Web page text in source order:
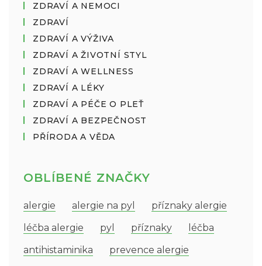
ZDRAVÍ A NEMOCI
ZDRAVÍ
ZDRAVÍ A VÝŽIVA
ZDRAVÍ A ŽIVOTNÍ STYL
ZDRAVÍ A WELLNESS
ZDRAVÍ A LÉKY
ZDRAVÍ A PÉČE O PLEŤ
ZDRAVÍ A BEZPEČNOST
PŘÍRODA A VĚDA
OBLÍBENÉ ZNAČKY
alergie alergie na pyl
příznaky alergie
léčba alergie
pyl příznaky
léčba
antihistaminika
prevence alergie